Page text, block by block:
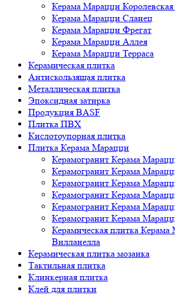
Керама Марацци Королевская
Керама Марацци Сланец
Керама Марацци Фрегат
Керама Марацци Аллея
Керама Марацци Терраса
Керамическая плитка
Антискользящая плитка
Металлическая плитка
Эпоксидная затирка
Продукция BASF
Плитка ПВХ
Кислотоупорная плитка
Плитка Керама Марацци
Керамогранит Керама
Керамогранит Керама
Керамогранит Керама
Керамогранит Керама
Керамогранит Керама
Керамогранит Керама
Керамическая плитка
Вилланелла
Керамическая плитка мозаика
Тактильная плитка
Клинкерная плитка
Клей для плитки